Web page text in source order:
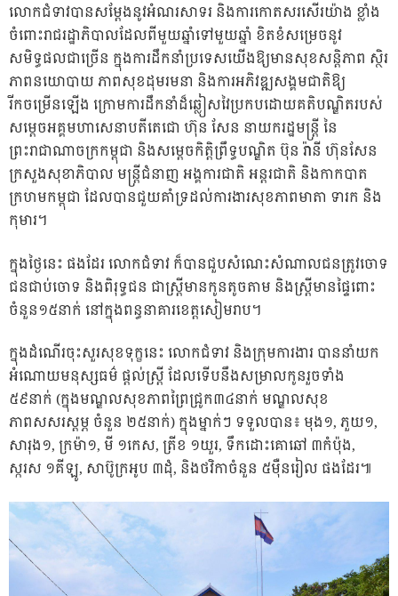
លោកជំទាវបានសម្ដែងនូវអំណរសាទរ និងការកោតសរសើរយ៉ាង ខ្លាំង
ចំពោះរាជរដ្ឋាភិបាលដែលពីមួយឆ្នាំទៅមួយឆ្នាំ ខិតខំសម្រេចនូវ
សមិទ្ធផលជាច្រើន ក្នុងការដឹកនាំប្រទេសយើងឱ្យមានសុខសន្តិភាព ស្ថិរ
ភាពនយោបាយ ភាពសុខដុមរមនា និងការអភិវឌ្ឍសង្គមជាតិឱ្យ
រីកចម្រើនឡើង ក្រោមការដឹកនាំដ៏ឆ្លៀសវៃប្រកបដោយគតិបណ្ឌិតរបស់
សម្តេចអគ្គមហាសេនាបតីតេជោ ហ៊ុន សែន នាយករដ្ឋមន្រ្តី នៃ
ព្រះរាជាណាចក្រកម្ពុជា និងសម្តេចកិត្តិព្រឹទ្ធបណ្ឌិត ប៊ុន រ៉ានី ហ៊ុនសែន
ក្រសួងសុខាភិបាល មន្រ្តីជំនាញ អង្គការជាតិ អន្តរជាតិ និងកាកបាត
ក្រហមកម្ពុជា ដែលបានជួយគាំទ្រដល់ការងារសុខភាពមាតា ទារក និង
កុមារ។
ក្នុងថ្ងៃនេះ ផងដែរ លោកជំទាវ ក៏បានជួបសំណេះសំណាលជនត្រូវចោទ
ជនជាប់ចោទ និងពិរុទ្ធជន ជាស្ត្រីមានកូនតូចតាម និងស្ត្រីមានផ្ទៃពោះ
ចំនួន១៥នាក់ នៅក្នុងពន្ធនាគារខេត្តសៀមរាប។
ក្នុងដំណើរចុះសួរសុខទុក្ខនេះ លោកជំទាវ និងក្រុមការងារ បាននាំយក
អំណោយមនុស្សធម៌ ផ្ដល់ស្ត្រី ដែលទើបនឹងសម្រាលកូនរួចទាំង
៥៩នាក់ (ក្នុងមណ្ឌលសុខភាពព្រៃជ្រូក៣៤នាក់ មណ្ឌលសុខ
ភាពសសរស្តម្ភ ចំនួន ២៥នាក់) ក្នុងម្នាក់ៗ ទទួលបាន៖ មុង១, ភួយ១,
សារុង១, ក្រម៉ា១, មី ១កេស, ត្រីខ ១យួរ, ទឹកដោះគោឆៅ ៣កំប៉ុង,
ស្ករស ១គីឡូ, សាប៊ូក្រអូប ៣ដុំ, និងថវិកាចំនួន ៥ម៉ឺនរៀល ផងដែរ៕